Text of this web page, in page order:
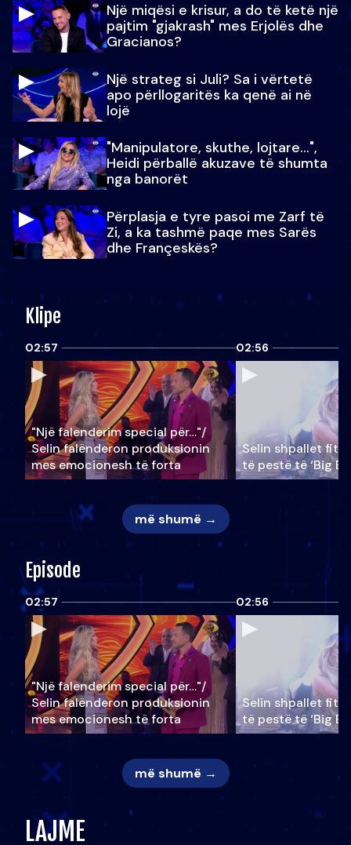
Një miqësi e krisur, a do të ketë një
pajtim "gjakrash" mes Erjolës dhe
Gracianos?
Një strateg si Juli? Sa i vërtetë
apo përllogaritës ka qenë ai në
lojë
"Manipulatore, skuthe, lojtare...",
Heidi përballë akuzave të shumta
nga banorët
Përplasja e tyre pasoi me Zarf të
Zi, a ka tashmë paqe mes Sarës
dhe Françeskës?
Klipe
02:57
"Një falenderim special për…"/
Selin falënderon produksionin
mes emocionesh të forta
02:56
Selin shpallet
të pestë të ‘Big
më shumë →
Episode
02:57
"Një falenderim special për…"/
Selin falënderon produksionin
mes emocionesh të forta
02:56
Selin shpallet
të pestë të ‘Big
më shumë →
LAJME